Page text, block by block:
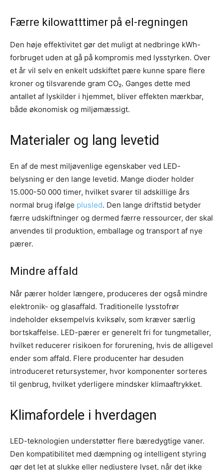
Færre kilowatt­timer på el-regningen
Den høje effektivitet gør det muligt at nedbringe kWh-
forbruget uden at gå på kompromis med lysstyrken. Over
et år vil selv en enkelt udskiftet pære kunne spare flere
kroner og tilsvarende gram CO₂. Ganges dette med
antallet af lyskilder i hjemmet, bliver effekten mærkbar,
både økonomisk og miljø­mæssigt.
Materialer og lang levetid
En af de mest miljø­venlige egenskaber ved LED-
belysning er den lange levetid. Mange dioder holder
15.000-50 000 timer, hvilket svarer til adskillige års
normal brug ifølge plusled. Den lange driftstid betyder
færre udskiftninger og dermed færre ressourcer, der skal
anvendes til produktion, emballage og transport af nye
pærer.
Mindre affald
Når pærer holder længere, produceres der også mindre
elektronik- og glasaffald. Traditionelle lysstof­rør
indeholder eksempelvis kviksølv, som kræver særlig
bortskaffelse. LED-pærer er generelt fri for tungmetaller,
hvilket reducerer risikoen for forurening, hvis de alligevel
ender som affald. Flere producenter har desuden
introduceret retursystemer, hvor komponenter sorteres
til genbrug, hvilket yderligere mindsker klimaaftrykket.
Klimafordele i hverdagen
LED-teknologien understøtter flere bæredygtige vaner.
Den kompatibilitet med dæmpning og intelligent styring
gør det let at slukke eller nedjustere lyset, når det ikke